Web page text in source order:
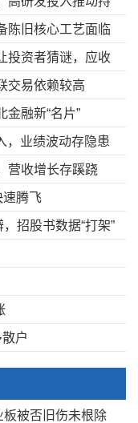
陈旧核心工艺面临
投资者猜谜，应收
交易依赖较高
金融新“名片”
，业绩波动存隐患
营收增长存蹊跷
速腾飞
招股书数据“打架”
户
被否旧伤未根除